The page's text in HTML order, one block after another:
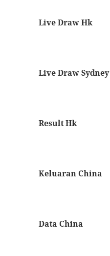
Live Draw Hk
Live Draw Sydney
Result Hk
Keluaran China
Data China